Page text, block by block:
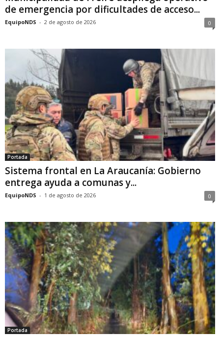
de emergencia por dificultades de acceso...
EquipoNDS - 2 de agosto de 2026 0
Portada
Sistema frontal en La Araucanía: Gobierno
entrega ayuda a comunas y...
EquipoNDS - 1 de agosto de 2026 0
Portada